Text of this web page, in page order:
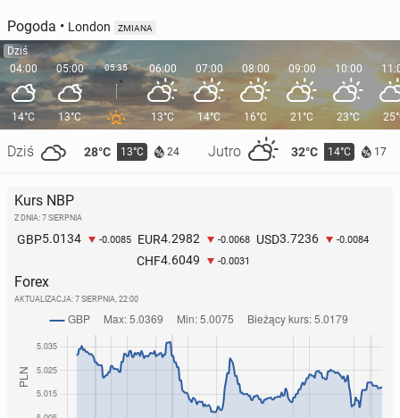
Pogoda • London ZMIANA
Dziś
04:00
14°C
Dziś 28°C 13°C 24 Jutro 32°C 14°C 17
05:00
13°C
05:35 06:00
13°C
07:00
14°C
08:00
16°C
09:00
21°C
10:00
23°C
Kurs NBP
Z DNIA: 7 SIERPNIA
GBP5.0134 -0.0085 EUR4.2982 -0.0068 USD3.7236 -0.0084
CHF4.6049 -0.0031
Forex
AKTUALIZACJA: 7 SIERPNIA, 22:00